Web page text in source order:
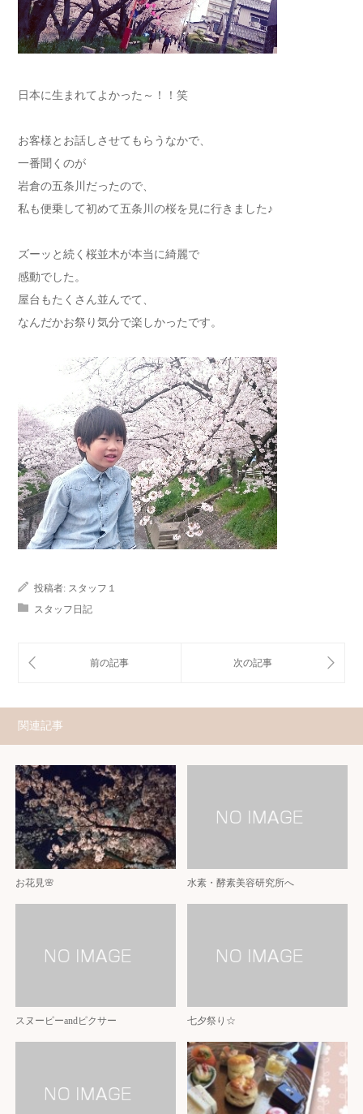
日本に生まれてよかった～！！笑
お客様とお話しさせてもらうなかで、
一番聞くのが
岩倉の五条川だったので、
私も便乗して初めて五条川の桜を見に行きました♪
ズーッと続く桜並木が本当に綺麗で
感動でした。
屋台もたくさん並んでて、
なんだかお祭り気分で楽しかったです。
投稿者: スタッフ１
スタッフ日記
関連記事
お花見🌸 水素・酵素美容研究所へ
スヌーピーandピクサー 七夕祭り☆